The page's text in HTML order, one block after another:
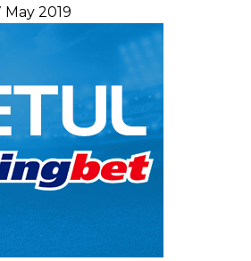
May 2019